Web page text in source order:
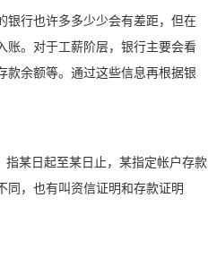
银行也许多多少少会有差距，但在
账。对于工薪阶层，银行主要会看
款余额等。通过这些信息再根据银
指某日起至某日止，某指定帐户存款
同，也有叫资信证明和存款证明